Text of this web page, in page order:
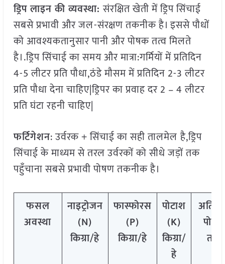
ड्रिप लाइन की व्यवस्था:संरक्षित खेती में ड्रिप सिंचाई
सबसे प्रभावी और जल-संरक्षण तकनीक है। इससे पौधों
को आवश्यकतानुसार पानी और पोषक तत्व मिलते
है।.ड्रिप सिंचाई का समय और मात्रा:गर्मियों में प्रतिदिन
4-5 लीटर प्रति पौधा,ठंडे मौसम में प्रतिदिन 2-3 लीटर
प्रति पौधा देना चाहिए|ड्रिपर का प्रवाह दर 2 – 4 लीटर
प्रति घंटा रहनी चाहिए|
फर्टिगेशन: उर्वरक + सिंचाई का सही तालमेलहै,ड्रिप
सिंचाई के माध्यम से तरल उर्वरकों को सीधे जड़ों तक
पहुँचाना सबसे प्रभावी पोषण तकनीक है।
फसल
अवस्था
नाइट्रोजन
(N)
किग्रा/हे
फास्फोरस
(P)
किग्रा/हे
पोटाश
(K)
किग्रा/
हे
पोषक
तत्व